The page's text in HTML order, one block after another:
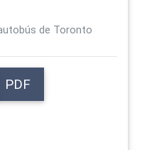
de Toronto
PDF